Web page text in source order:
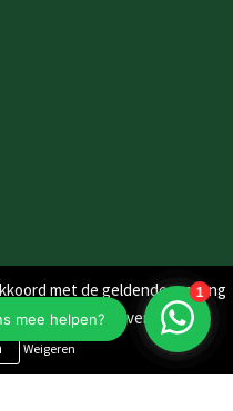
en mis nooit meer één van
met de geldende omgang
website wordt vermeld.
Weigeren